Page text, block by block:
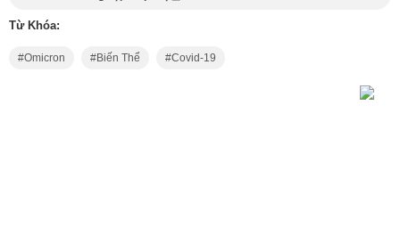
Từ Khóa:
Omicron Biến Thể Covid-19